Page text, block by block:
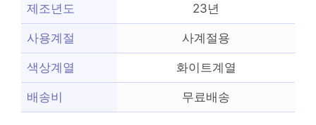
제조년도 23년
사용계절 사계절용
색상계열 화이트계열
배송비 무료배송